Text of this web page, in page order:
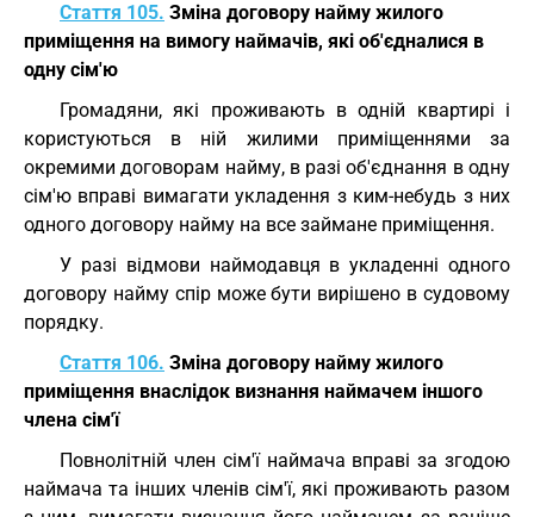
Стаття 105. Зміна договору найму жилого
приміщення на вимогу наймачів, які об'єдналися в
одну сім'ю
Громадяни, які проживають в одній квартирі і
користуються в ній жилими приміщеннями за
окремими договорам найму, в разі об'єднання в одну
сім'ю вправі вимагати укладення з ким-небудь з них
одного договору найму на все займане приміщення.
У разі відмови наймодавця в укладенні одного
договору найму спір може бути вирішено в судовому
порядку.
Стаття 106. Зміна договору найму жилого
приміщення внаслідок визнання наймачем іншого
члена сім'ї
Повнолітній член сім'ї наймача вправі за згодою
наймача та інших членів сім'ї, які проживають разом